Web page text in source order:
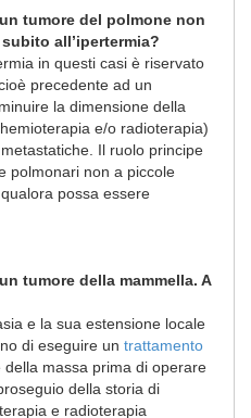
tumore del polmone non
all’ipertermia?
in questi casi è riservato
precedente ad un
la dimensione della
e/o radioterapia)
Il ruolo principe
polmonari non a piccole
possa essere
tumore della mammella. A
e la sua estensione locale
di eseguire un trattamento
della massa prima di operare
della storia di
e radioterapia